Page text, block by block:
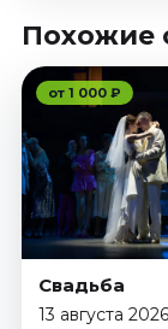
Похожие
от 1 000 ₽
Свадьба
13 августа 2026